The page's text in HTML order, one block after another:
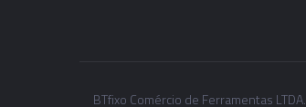
BTfixo Comércio de Ferramentas LTDA.